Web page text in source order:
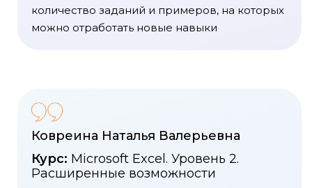
количество заданий и примеров, на которых
можно отработать новые навыки
Ковреина Наталья Валерьевна
Курс: Microsoft Excel. Уровень 2.
Расширенные возможности